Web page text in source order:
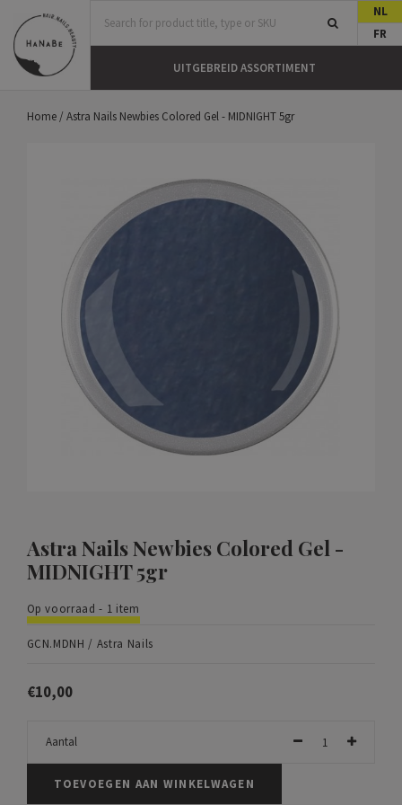
NL
FR
UITGEBREID ASSORTIMENT
Home / Astra Nails Newbies Colored Gel - MIDNIGHT 5gr
Astra Nails Newbies Colored Gel -
MIDNIGHT 5gr
Op voorraad - 1 item
GCN.MDNH / Astra Nails
€10,00
Aantal
TOEVOEGEN AAN WINKELWAGEN